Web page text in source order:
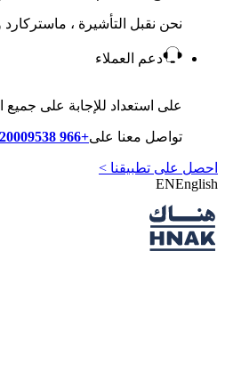
نحن نقبل التأشيرة ، ماستركارد
دعم العملاء
على استعداد للإجابة على جميع
تواصل معنا على+966 920009538
احصل على تطبيقنا >
ENEnglish